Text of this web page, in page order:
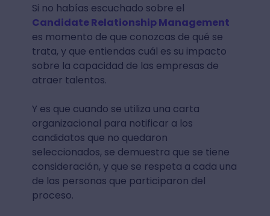
Si no habías escuchado sobre el
Candidate Relationship Management
es momento de que conozcas de qué se
trata, y que entiendas cuál es su impacto
sobre la capacidad de las empresas de
atraer talentos.
Y es que cuando se utiliza una carta
organizacional para notificar a los
candidatos que no quedaron
seleccionados, se demuestra que se tiene
consideración, y que se respeta a cada una
de las personas que participaron del
proceso.